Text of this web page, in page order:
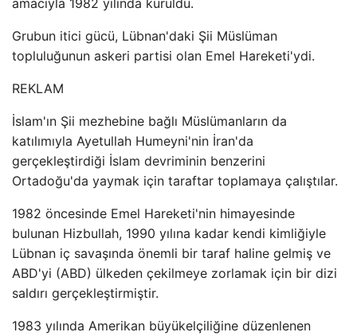
Grubun itici gücü, Lübnan'daki Şii Müslüman
topluluğunun askeri partisi olan Emel Hareketi'ydi.
REKLAM
İslam'ın Şii mezhebine bağlı Müslümanların da
katılımıyla Ayetullah Humeyni'nin İran'da
gerçekleştirdiği İslam devriminin benzerini
Ortadoğu'da yaymak için taraftar toplamaya çalıştılar.
1982 öncesinde Emel Hareketi'nin himayesinde
bulunan Hizbullah, 1990 yılına kadar kendi kimliğiyle
Lübnan iç savaşında önemli bir taraf haline gelmiş ve
ABD'yi (ABD) ülkeden çekilmeye zorlamak için bir dizi
saldırı gerçekleştirmiştir.
1983 yılında Amerikan büyükelçiliğine düzenlenen